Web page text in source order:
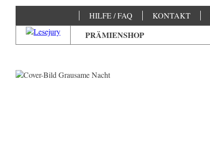
HILFE / FAQ KONTAKT
PRÄMIENSHOP